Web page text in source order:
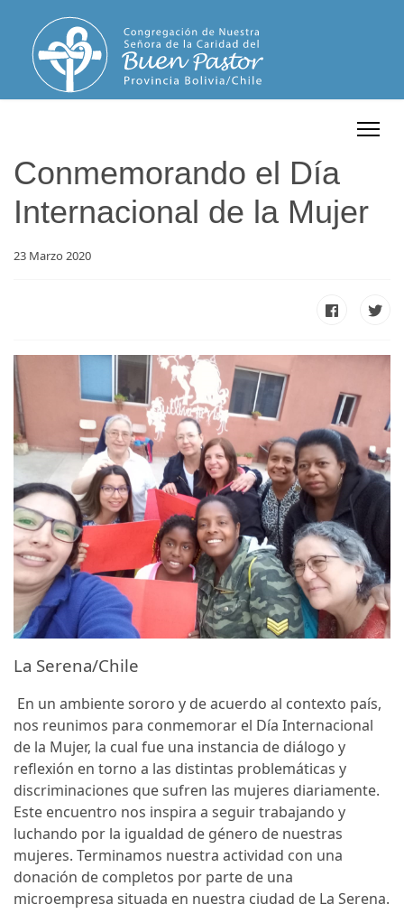
Conmemorando el Día
Internacional de la Mujer
23 Marzo 2020
La Serena/Chile
En un ambiente sororo y de acuerdo al contexto país,
nos reunimos para conmemorar el Día Internacional
de la Mujer, la cual fue una instancia de diálogo y
reflexión en torno a las distintas problemáticas y
discriminaciones que sufren las mujeres diariamente.
Este encuentro nos inspira a seguir trabajando y
luchando por la igualdad de género de nuestras
mujeres. Terminamos nuestra actividad con una
donación de completos por parte de una
microempresa situada en nuestra ciudad de La Serena.